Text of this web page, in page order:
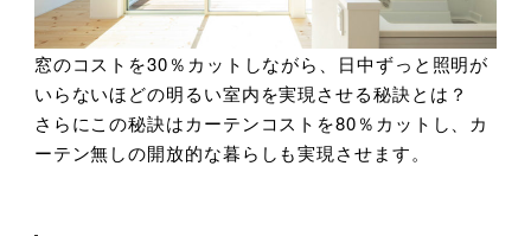
窓のコストを30％カットしながら、日中ずっと照明が
いらないほどの明るい室内を実現させる秘訣とは？
さらにこの秘訣はカーテンコストを80％カットし、カ
ーテン無しの開放的な暮らしも実現させます。